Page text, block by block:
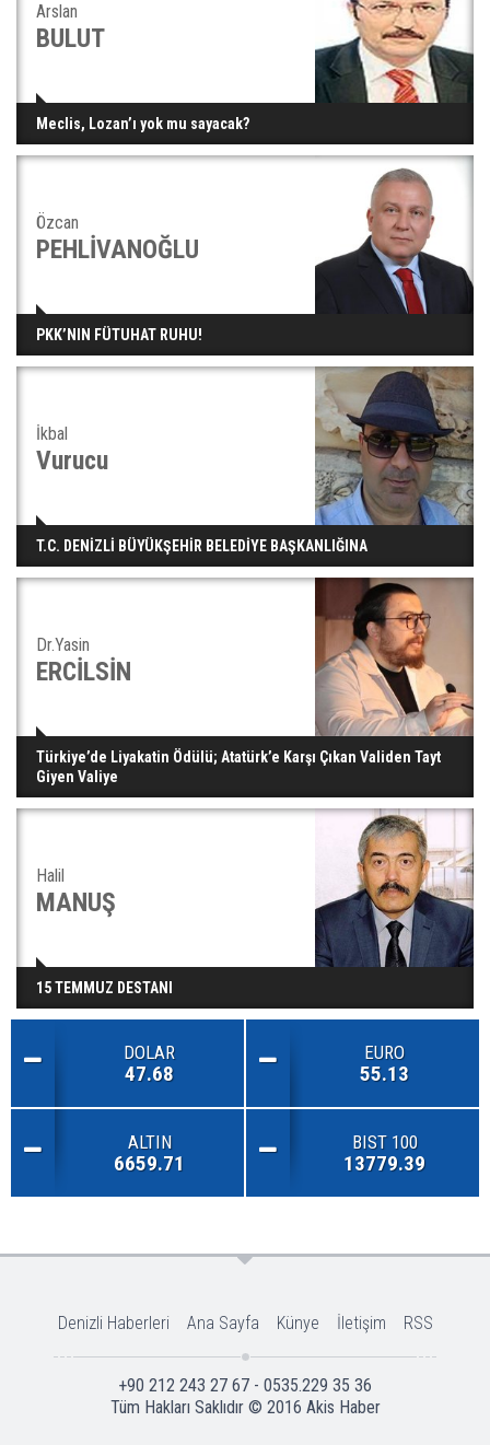
Arslan
BULUT
Meclis, Lozan’ı yok mu sayacak?
Özcan
PEHLİVANOĞLU
PKK’NIN FÜTUHAT RUHU!
İkbal
Vurucu
T.C. DENİZLİ BÜYÜKŞEHİR BELEDİYE BAŞKANLIĞINA
Dr.Yasin
ERCİLSİN
Türkiye’de Liyakatin Ödülü; Atatürk’e Karşı Çıkan Validen Tayt
Giyen Valiye
Halil
MANUŞ
15 TEMMUZ DESTANI
DOLAR
47.68
EURO
55.13
ALTIN
6659.71
BIST 100
13779.39
Denizli Haberleri Ana Sayfa Künye İletişim RSS
+90 212 243 27 67 - 0535.229 35 36
Tüm Hakları Saklıdır © 2016 Akis Haber